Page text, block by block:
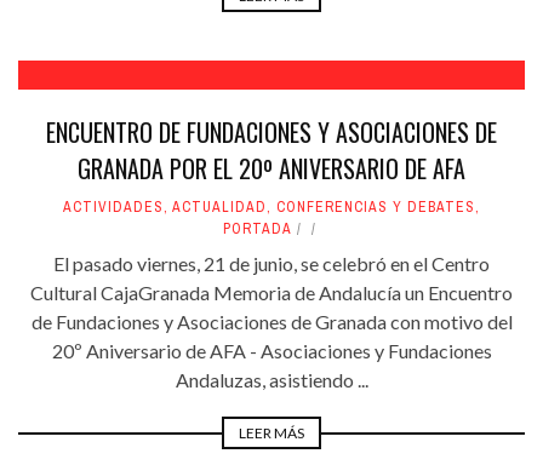
ENCUENTRO DE FUNDACIONES Y ASOCIACIONES DE
GRANADA POR EL 20º ANIVERSARIO DE AFA
ACTIVIDADES, ACTUALIDAD, CONFERENCIAS Y DEBATES,
PORTADA
El pasado viernes, 21 de junio, se celebró en el Centro
Cultural CajaGranada Memoria de Andalucía un Encuentro
de Fundaciones y Asociaciones de Granada con motivo del
20º Aniversario de AFA - Asociaciones y Fundaciones
Andaluzas, asistiendo ...
LEER MÁS